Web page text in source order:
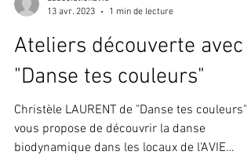
associationavie